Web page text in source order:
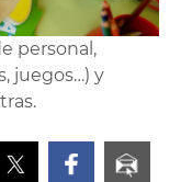
personal,
juegos…) y